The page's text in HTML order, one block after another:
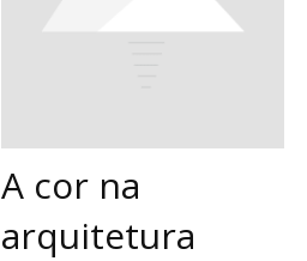
A cor na
arquitetura